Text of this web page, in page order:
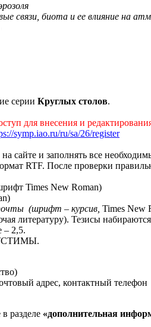
связи, биота и ее влияние на
серии Круглых столов.
для внесения и
symp.iao.ru/ru/sa/26/register
сайте и заполнять все
RTF. После проверки
Times New Roman)
(шрифт – курсив, Times New
литературу). Тезисы
– 2,5.
адрес, контактный телефон
разделе «дополнительная